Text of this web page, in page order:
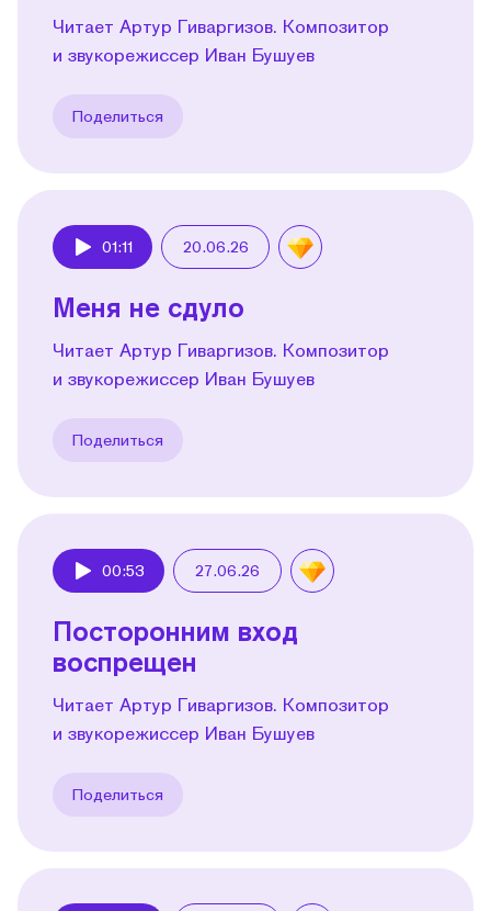
Читает Артур Гиваргизов. Композитор
и звукорежиссер Иван Бушуев
Поделиться
01:11 20.06.26
Меня не сдуло
Читает Артур Гиваргизов. Композитор
и звукорежиссер Иван Бушуев
Поделиться
00:53 27.06.26
Посторонним вход
воспрещен
Читает Артур Гиваргизов. Композитор
и звукорежиссер Иван Бушуев
Поделиться